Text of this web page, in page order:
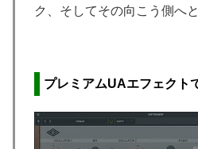
ク、そしてその向こう側へ
プレミアムUAエフェクト